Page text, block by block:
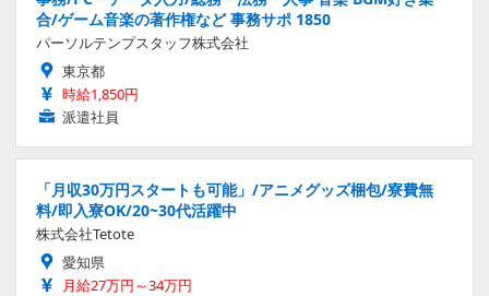
合/ゲーム音楽の著作権など 事務サポ 1850
パーソルテンプスタッフ株式会社
東京都
時給1,850円
派遣社員
「月収30万円スタートも可能」/アニメグッズ梱包/寮費無
料/即入寮OK/20~30代活躍中
株式会社Tetote
愛知県
月給27万円～34万円